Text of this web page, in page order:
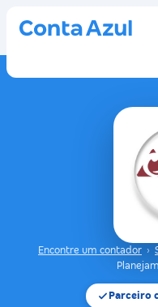
Encontre um contador ›
Parceiro